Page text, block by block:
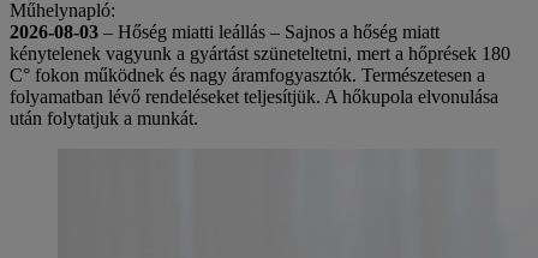
Műhelynapló:
2026-08-03 – Hőség miatti leállás – Sajnos a hőség miatt
kénytelenek vagyunk a gyártást szüneteltetni, mert a hőprések 180
C° fokon működnek és nagy áramfogyasztók. Természetesen a
folyamatban lévő rendeléseket teljesítjük. A hőkupola elvonulása
után folytatjuk a munkát.